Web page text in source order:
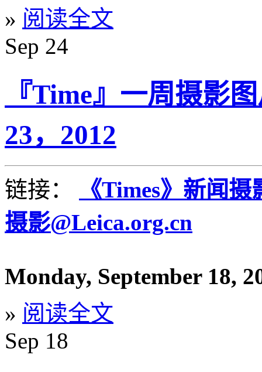
» 阅读全文
Sep 24
『Time』一周摄影
23，2012
链接：
《Times》新闻
摄影@Leica.org.cn
Monday, September 18,
» 阅读全文
Sep 18